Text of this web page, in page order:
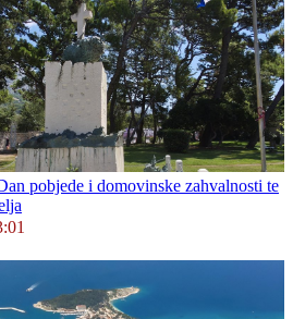
pobjede i domovinske zahvalnosti te